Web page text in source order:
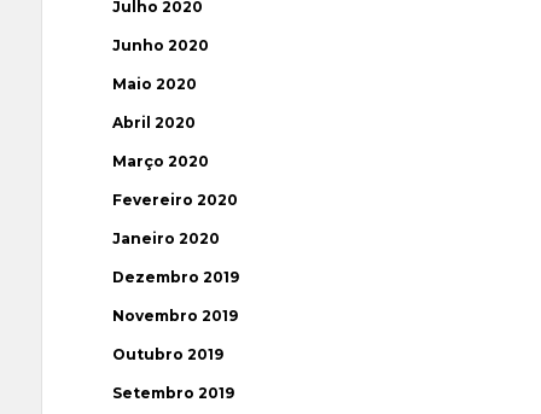
Julho 2020
Junho 2020
Maio 2020
Abril 2020
Março 2020
Fevereiro 2020
Janeiro 2020
Dezembro 2019
Novembro 2019
Outubro 2019
Setembro 2019